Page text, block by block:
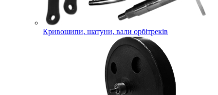
Кривошипи, шатуни, вали орбітреків